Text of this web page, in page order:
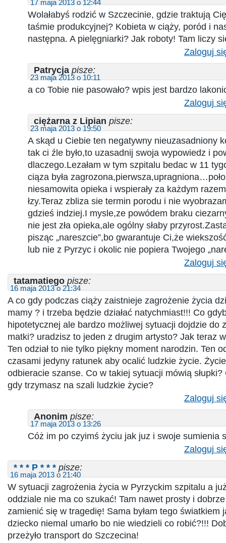
17 maja 2013 o 12:44
Wolałabyś rodzić w Szczecinie, gdzie traktują
taśmie produkcyjnej? Kobieta w ciąży, poród i
następna. A pielęgniarki? Jak roboty! Tam liczy
Zaloguj
Patrycja pisze:
23 maja 2013 o 10:11
a co Tobie nie pasowało? wpis jest bardzo
Zaloguj
ciężarna z Lipian pisze:
23 maja 2013 o 19:50
A skąd u Ciebie ten negatywny nieuzasadniony
tak ci źle było,to uzasadnij swoja wypowiedz i
dlaczego.Lezałam w tym szpitalu bedac w 11
ciąza była
niesamowita opieka i wspierały za każdym
łzy.Teraz zbliza sie termin porodu i nie
gdzieś indziej.I mysle,ze powódem braku
nie jest zła opieka,ale ogólny słaby
pisząc „nareszcie”,bo gwarantuje Ci,że
lub nie z Pyrzyc i okolic nie popiera Twojego
Zaloguj
tatamatiego pisze:
16 maja 2013 o 21:34
A co gdy podczas ciąży zaistnieje zagrożenie życia
mamy ? i trzeba będzie działać natychmiast!!! Co
hipotetycznej ale bardzo możliwej sytuacji dojdzie do
matki? uradzisz to jeden z drugim artysto? Jak teraz
Ten odział to nie tylko piękny moment narodzin. Ten
czasami jedyny ratunek aby ocalić ludzkie życie.
odbieracie szanse. Co w takiej sytuacji mówią
gdy trzymasz na szali ludzkie życie?
Zaloguj
Anonim pisze:
17 maja 2013 o 13:26
Cóż im po czyimś życiu jak juz i swoje sumienia
Zaloguj
* * * P * * * pisze:
16 maja 2013 o 21:40
W sytuacji zagrożenia życia w Pyrzyckim szpitalu a
oddziale nie ma co szukać! Tam nawet prosty i
zamienić się w tragedię! Sama byłam tego światkiem
dziecko niemal umarło bo nie wiedzieli co robić?!!!
przeżyło transport do Szczecina!